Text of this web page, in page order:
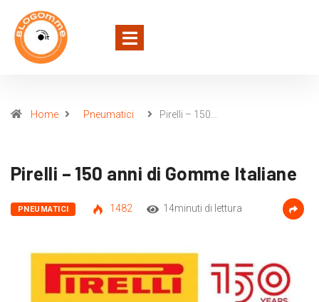
Home Pneumatici Pirelli – 150…
Pirelli – 150 anni di Gomme Italiane
PNEUMATICI 1482 14minuti di lettura